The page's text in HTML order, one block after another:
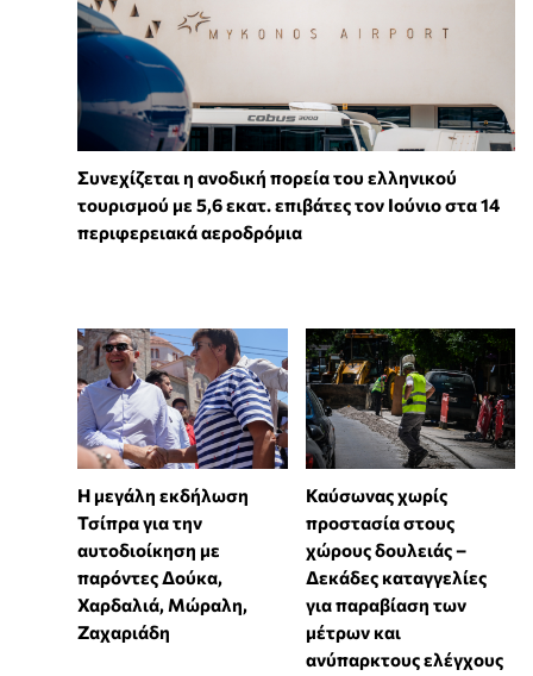
Συνεχίζεται η ανοδική πορεία του ελληνικού
τουρισμού με 5,6 εκατ. επιβάτες τον Ιούνιο στα 14
περιφερειακά αεροδρόμια
Η μεγάλη εκδήλωση
Τσίπρα για την
αυτοδιοίκηση με
παρόντες Δούκα,
Χαρδαλιά, Μώραλη,
Ζαχαριάδη
Καύσωνας χωρίς
προστασία στους
χώρους δουλειάς –
Δεκάδες καταγγελίες
για παραβίαση των
μέτρων και
ανύπαρκτους ελέγχους